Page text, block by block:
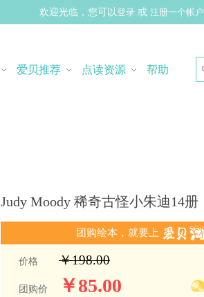
欢迎光临，您可以登录 或 注册一个帐户
爱贝推荐 点读资源 帮助
Judy Moody 稀奇古怪小朱迪14册
团购绘本，就要上
价格 ￥198.00
团购价 ￥85.00